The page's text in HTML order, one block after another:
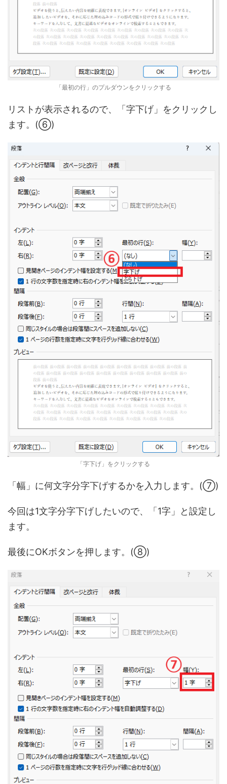
「最初の行」のプルダウンをクリックする
リストが表示されるので、「字下げ」をクリックし
ます。(⑥)
「字下げ」をクリックする
「幅」に何文字分字下げするかを入力します。(⑦)
今回は1文字分字下げしたいので、「1字」と設定し
ます。
最後にOKボタンを押します。(⑧)